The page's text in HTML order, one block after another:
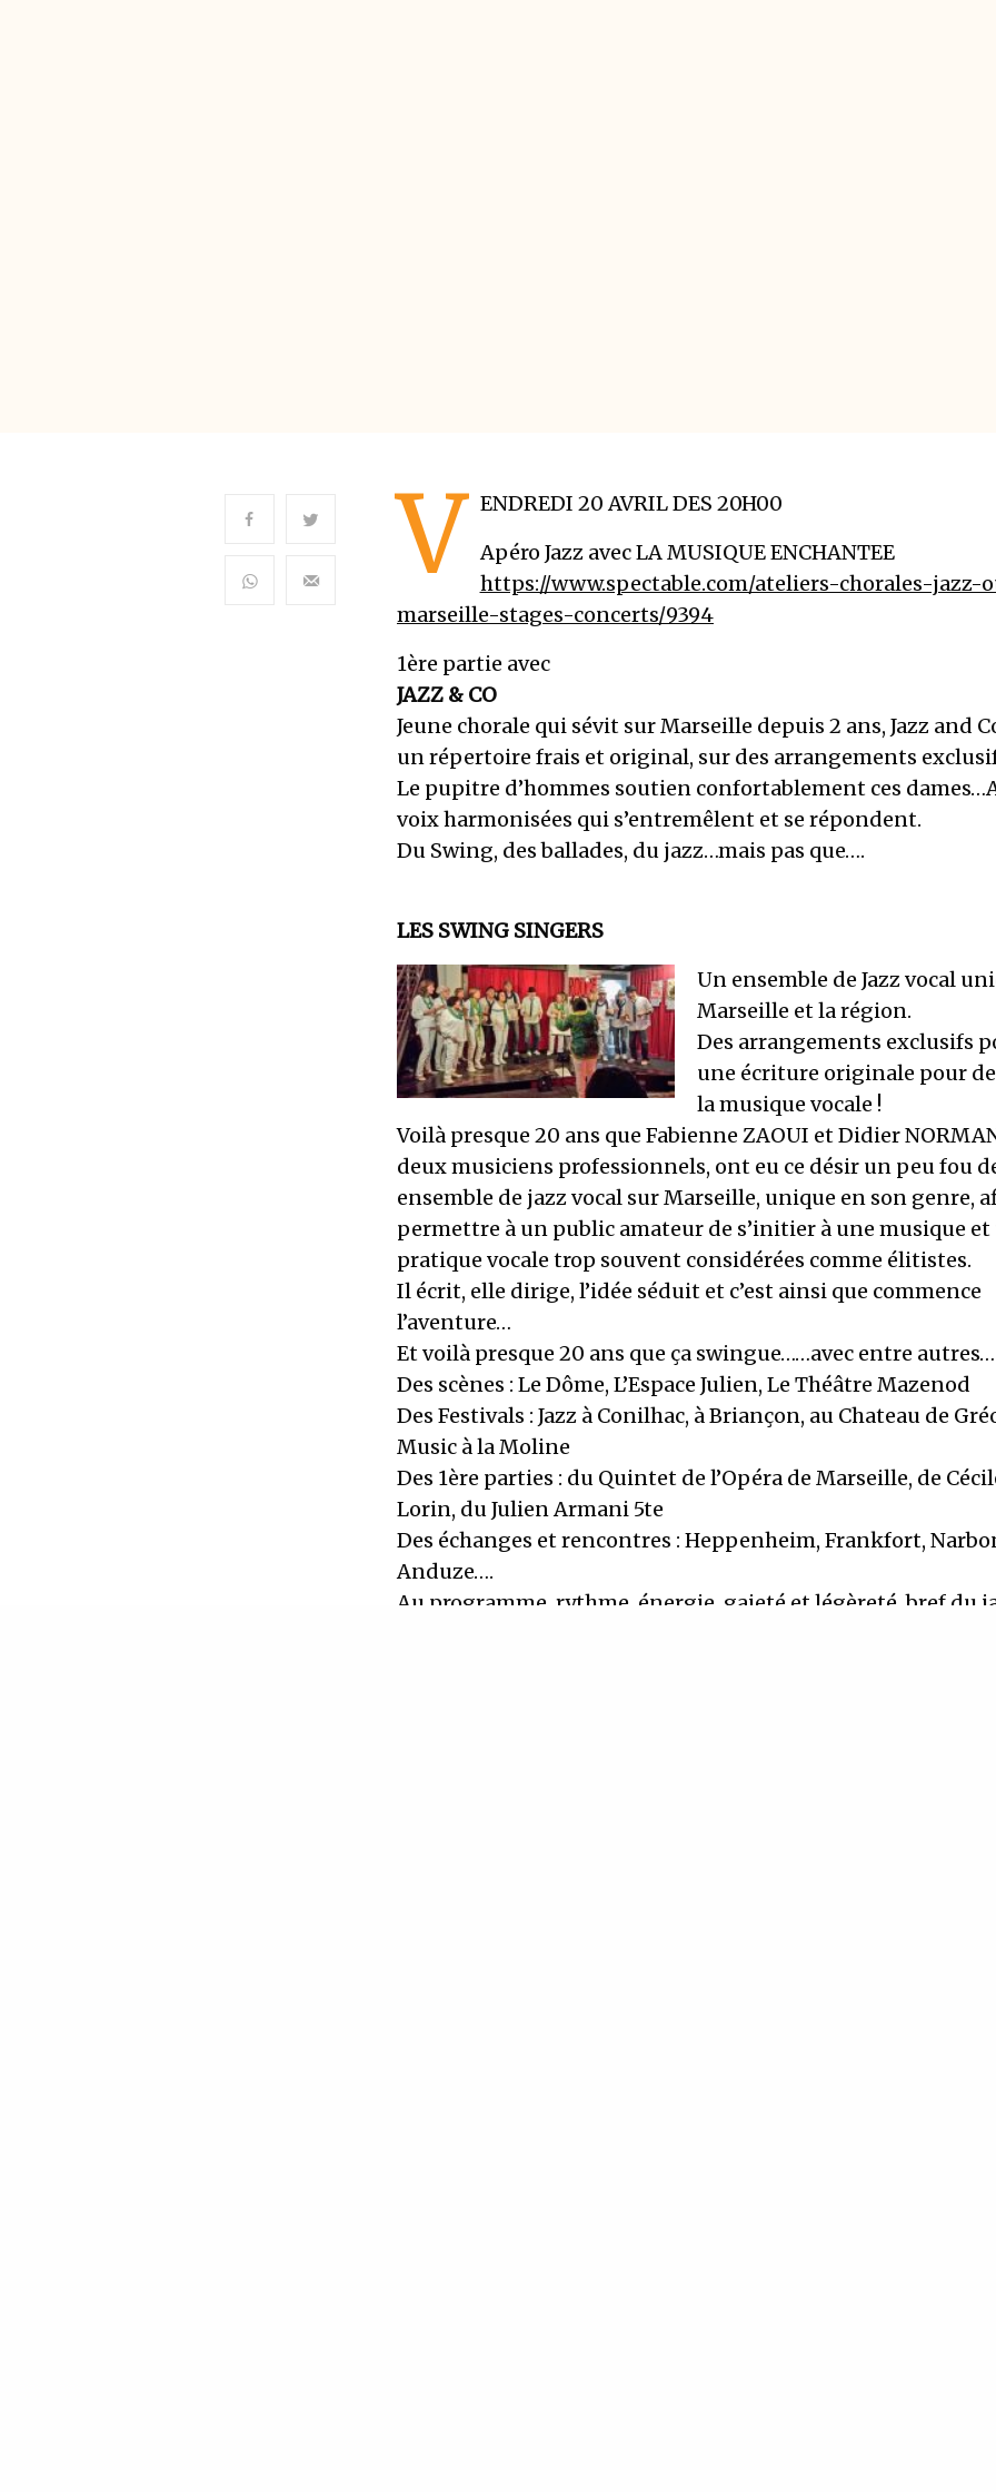
V ENDREDI 20 AVRIL DES 20H00
Apéro Jazz avec LA MUSIQUE ENCHANTEE
https://www.spectable.com/ateliers-chorales-jazz-
marseille-stages-concerts/9394
1ère partie avec
JAZZ & CO
Jeune chorale qui sévit sur Marseille depuis 2 ans, Jazz and
un répertoire frais et original, sur des arrangements
Le pupitre d’hommes soutien confortablement ces
voix harmonisées qui s’entremêlent et se répondent.
Du Swing, des ballades, du jazz…mais pas que….
LES SWING SINGERS
Un ensemble de Jazz vocal
Marseille et la région.
Des arrangements exclusifs
une écriture originale pour de
la musique vocale !
Voilà presque 20 ans que Fabienne ZAOUI et Didier
deux musiciens professionnels, ont eu ce désir un peu fou
ensemble de jazz vocal sur Marseille, unique en son genre,
permettre à un public amateur de s’initier à une musique et
pratique vocale trop souvent considérées comme élitistes.
Il écrit, elle dirige, l’idée séduit et c’est ainsi que commence
l’aventure…
Et voilà presque 20 ans que ça swingue……avec entre autres…
Des scènes : Le Dôme, L’Espace Julien, Le Théâtre Mazenod
Des Festivals : Jazz à Conilhac, à Briançon, au Chateau de
Music à la Moline
Des 1ère parties : du Quintet de l’Opéra de Marseille, de
Lorin, du Julien Armani 5te
Des échanges et rencontres : Heppenheim, Frankfort,
Anduze….
Au programme, rythme, énergie, gaieté et légèreté, bref du